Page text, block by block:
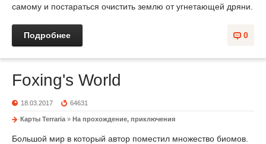
самому и постараться очистить землю от угнетающей дряни.
0
Подробнее
Foxing's World
18.03.2017 64631
Карты Terraria » На прохождение, приключения
Большой мир в который автор поместил множество биомов.